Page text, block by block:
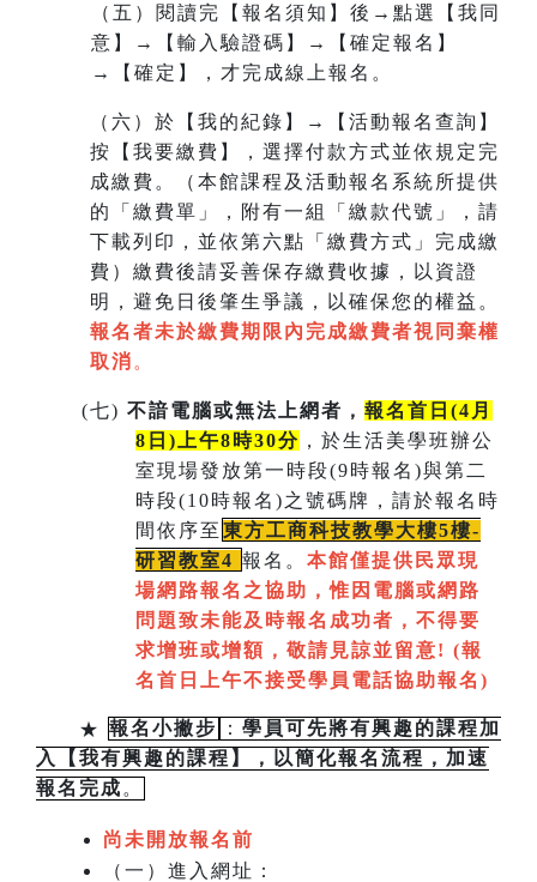
（五）閱讀完【報名須知】後→點選【我同
意】→【輸入驗證碼】→【確定報名】
→【確定】，才完成線上報名。
（六）於【我的紀錄】→【活動報名查詢】
按【我要繳費】，選擇付款方式並依規定完
成繳費。（本館課程及活動報名系統所提供
的「繳費單」，附有一組
「繳款代號」，請
下載列印，並依第六點「繳費方式」完成繳
費）繳費後請妥善保存繳費收據，以資證
明，避免日後肇生爭議，以確保您的權益。
報名者未於繳費期限內完成繳費者視同棄權
取消 。
(七) 不諳電腦或無法上網者， 報名首日(4月
8日)上午8時30分 ，於生活美學班辦公
室現場發放第一時段(9時報名)與第二
時段(10時報名)之號碼牌，請於報名時
間依序至 東方工商科技教學大樓5樓-
研習教室4 報名。本館僅提供民眾現
場網路報名之協助，惟因電腦或網路
問題致未能及時報名成功者，不得要
求增班或增額，敬請見諒並留意! (報
名首日上午不接受學員電話協助報名)
★ 報名小撇步 ： 學員可先將有興趣的課程加
入【我有興趣的課程】，以簡化報名流程，加速
報名完成。
尚未開放報名前
（一）進入網址：